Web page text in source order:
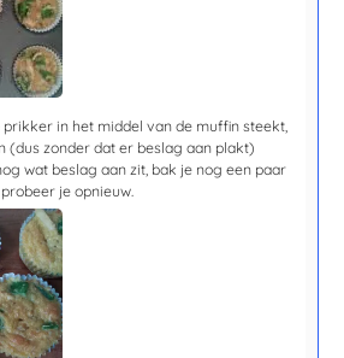
prikker in het middel van de muffin steekt,
(dus zonder dat er beslag aan plakt)
wat beslag aan zit, bak je nog een paar
je opnieuw.